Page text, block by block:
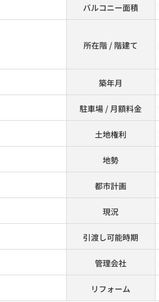
バルコニー面積
所在階 / 階建て
築年月
駐車場 / 月額料金
土地権利
地勢
都市計画
現況
引渡し可能時期
管理会社
リフォーム